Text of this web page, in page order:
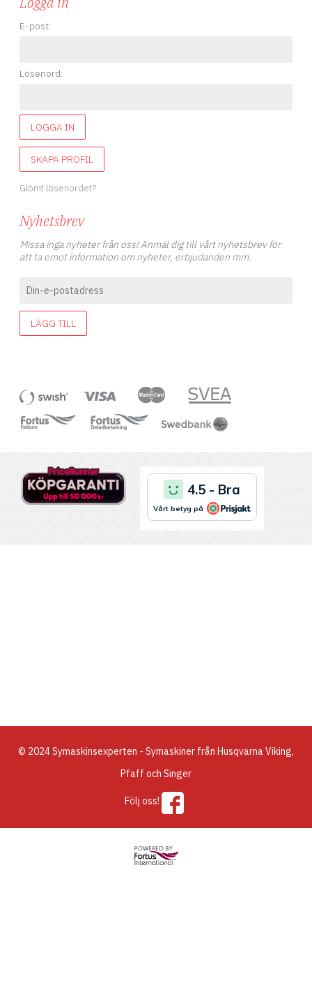
E-post:
Lösenord:
LOGGA IN
SKAPA PROFIL
Glömt lösenordet?
Nyhetsbrev
Missa inga nyheter från oss! Anmäl dig till vårt nyhetsbrev för
att ta emot information om nyheter, erbjudanden mm.
LÄGG TILL
© 2024 Symaskinsexperten - Symaskiner från Husqvarna Viking,
Pfaff och Singer
Följ oss!